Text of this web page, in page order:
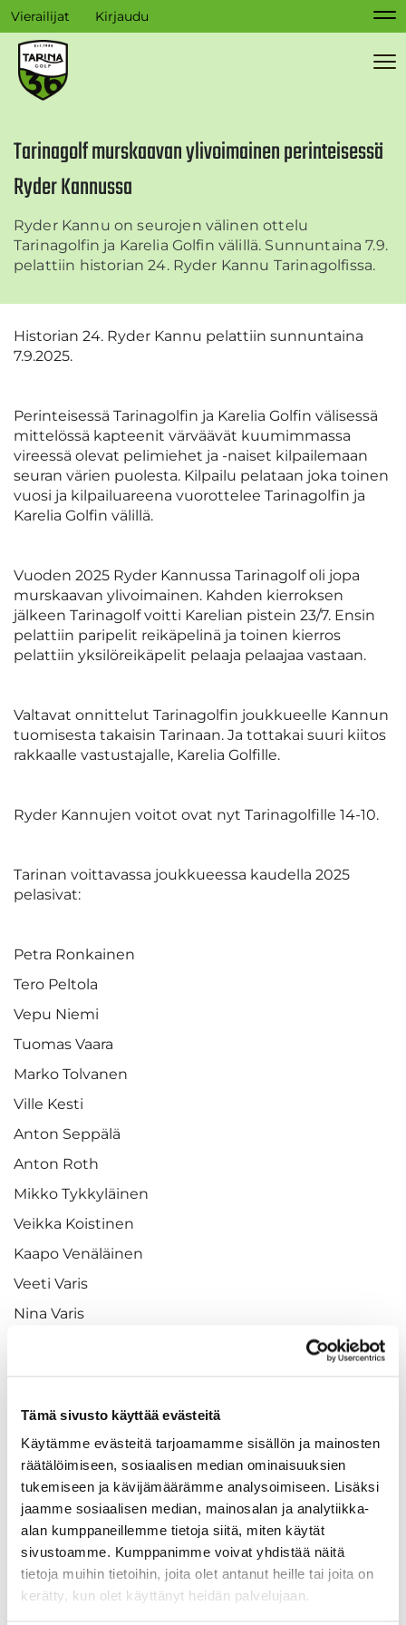
Tämä sivusto käyttää evästeitä
Käytämme evästeitä tarjoamamme sisällön ja mainosten
räätälöimiseen, sosiaalisen median ominaisuuksien
tukemiseen ja kävijämäärämme analysoimiseen. Lisäksi
jaamme sosiaalisen median, mainosalan ja analytiikka-
alan kumppaneillemme tietoja siitä, miten käytät
sivustoamme. Kumppanimme voivat yhdistää näitä
tietoja muihin tietoihin, joita olet antanut heille tai joita on
kerätty, kun olet käyttänyt heidän palvelujaan.
Vierailijat Kirjaudu
Tarinagolf murskaavan ylivoimainen perinteisessä
Ryder Kannussa
Ryder Kannu on seurojen välinen ottelu
Tarinagolfin ja Karelia Golfin välillä. Sunnuntaina 7.9.
pelattiin historian 24. Ryder Kannu Tarinagolfissa.
Historian 24. Ryder Kannu pelattiin sunnuntaina
7.9.2025.
Perinteisessä Tarinagolfin ja Karelia Golfin välisessä
mittelössä kapteenit värväävät kuumimmassa
vireessä olevat pelimiehet ja -naiset kilpailemaan
seuran värien puolesta. Kilpailu pelataan joka toinen
vuosi ja kilpailuareena vuorottelee Tarinagolfin ja
Karelia Golfin välillä.
Vuoden 2025 Ryder Kannussa Tarinagolf oli jopa
murskaavan ylivoimainen. Kahden kierroksen
jälkeen Tarinagolf voitti Karelian pistein 23/7. Ensin
pelattiin paripelit reikäpelinä ja toinen kierros
pelattiin yksilöreikäpelit pelaaja pelaajaa vastaan.
Valtavat onnittelut Tarinagolfin joukkueelle Kannun
tuomisesta takaisin Tarinaan. Ja tottakai suuri kiitos
rakkaalle vastustajalle, Karelia Golfille.
Ryder Kannujen voitot ovat nyt Tarinagolfille 14-10.
Tarinan voittavassa joukkueessa kaudella 2025
pelasivat:
Petra Ronkainen
Tero Peltola
Vepu Niemi
Tuomas Vaara
Marko Tolvanen
Ville Kesti
Anton Seppälä
Anton Roth
Mikko Tykkyläinen
Veikka Koistinen
Kaapo Venäläinen
Veeti Varis
Nina Varis
Titta Korhonen
Hanna Ahosilta
Hanna Tykkyläinen
Kiitos!